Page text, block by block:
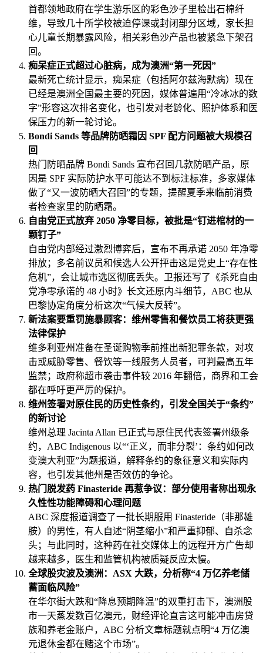
首都领地政府在学生游乐区的彩色沙子里检出石棉纤
维，导致几十所学校被迫停课或封闭部分区域，家长担
心儿童长期暴露风险，相关彩色沙产品也被紧急下架召
回。
痴呆症正式超过心脏病，成为澳洲“第一死因”
最新死亡统计显示，痴呆症（包括阿尔兹海默病）现在
已经是澳洲全国最主要的死因，媒体普遍用“冷冰冰的数
字”形容这次排名变化，也引发对老龄化、照护体系和医
保压力的新一轮讨论。
Bondi Sands 等品牌防晒霜因 SPF 配方问题被大规模召
回
热门防晒品牌 Bondi Sands 宣布召回几款防晒产品，原
因是 SPF 实际防护水平可能达不到标注标准，多家媒体
做了“又一波防晒大召回”的专题，提醒夏季来临前消费
者检查家里的防晒霜。
自由党正式放弃 2050 净零目标，被批是“钉进棺材的一
颗钉子”
自由党内部经过激烈博弈后，宣布不再承诺 2050 年净零
排放；多名前议员和候选人公开抨击这是党史上“存在性
危机”，会让城市选区彻底丢失。卫报还写了《杀死自由
党净零承诺的 48 小时》长文还原内斗细节，ABC 也从
巴黎协定角度分析这次“气候大反转”。
新法案要重罚施暴顾客：维州零售和餐饮员工将获更强
法律保护
维多利亚州准备在圣诞购物季前推出新犯罪条款，对攻
击或威胁零售、餐饮等一线服务人员者，可判最高五年
监禁；政府称超市袭击事件较 2016 年翻倍，商界和工会
都在呼吁更严厉的保护。
维州签署对原住民的历史性条约，引发全国关于“条约”
的新讨论
维州总理 Jacinta Allan 已正式与原住民代表签署州级条
约，ABC Indigenous 以“‘正义，而非分裂’：条约如何改
变澳大利亚”为题报道，解释条约的象征意义和实际内
容，也引发其他州是否效仿的争论。
热门脱发药 Finasteride 再惹争议：部分使用者称出现永
久性性功能障碍和心理问题
ABC 深度报道调查了一批长期服用 Finasteride（非那雄
胺）的男性，有人自述“阴茎缩小”和严重抑郁、自杀念
头；与此同时，这种药在社交媒体上的远程开方广告却
越来越多，医生和监管机构被质疑反应太慢。
全球股灾波及澳洲：ASX 大跌，分析称“4 万亿养老储
蓄面临风险”
在华尔街大跌和“降息预期降温”的双重打击下，澳洲股
市一天蒸发数百亿澳元，财经评论直言这可能冲击房贷
族和养老金账户，ABC 分析文章标题就点明“4 万亿澳
元退休金都在赌这个市场”。